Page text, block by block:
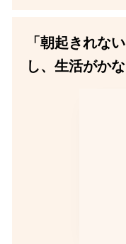
「朝起きれな
し、生活がか